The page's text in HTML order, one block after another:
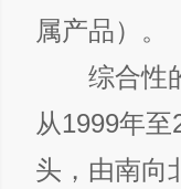
属产品）。
综合性的
从1999年
头，由南向